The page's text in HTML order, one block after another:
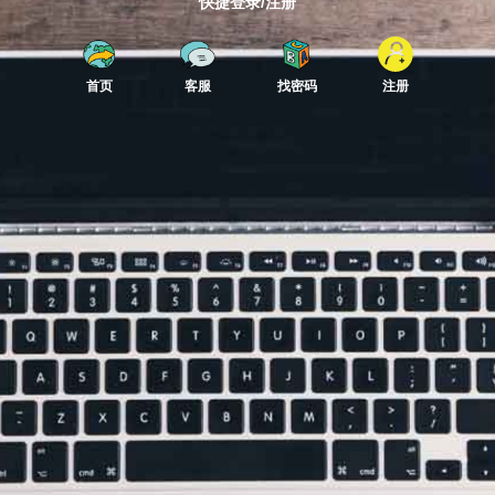
首页 客服 找密码 注册